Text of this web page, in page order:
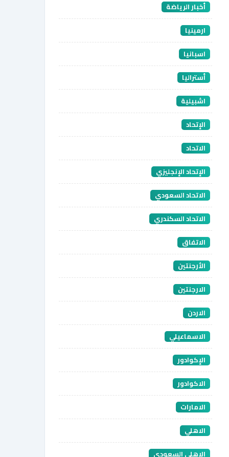
أخبار الرياضة
ارمينيا
اسبانيا
أستراليا
اشبيلية
الإتحاد
الاتحاد
الإتحاد الإنجليزي
الاتحاد السعودي
الاتحاد السكندري
الاتفاق
الأرجنتين
الارجنتين
الاردن
الاسماعيلي
الإكوادور
الاكوادور
الامارات
الاهلي
الاهلي السعودي